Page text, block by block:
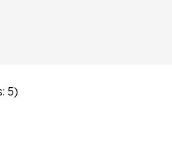
5)